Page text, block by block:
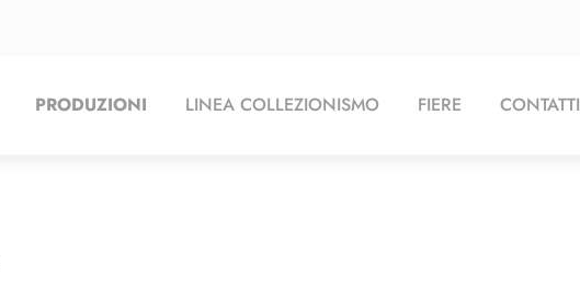
PRODUZIONI LINEA COLLEZIONISMO FIERE CONTATTI